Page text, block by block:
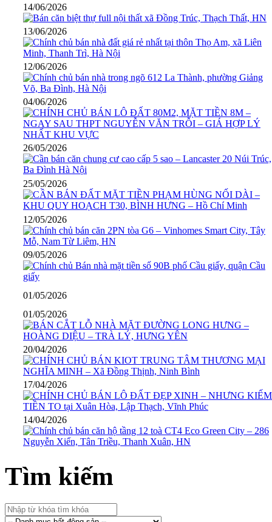
14/06/2026
13/06/2026
12/06/2026
04/06/2026
26/05/2026
25/05/2026
12/05/2026
09/05/2026
01/05/2026
01/05/2026
20/04/2026
17/04/2026
14/04/2026
Tìm kiếm